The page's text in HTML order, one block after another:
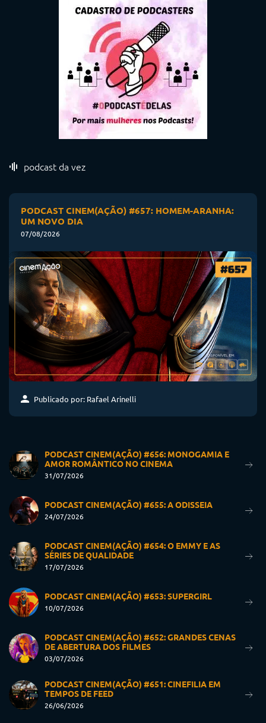
podcast da vez
PODCAST CINEM(AÇÃO) #657: HOMEM-ARANHA:
UM NOVO DIA
07/08/2026
Publicado por: Rafael Arinelli
PODCAST CINEM(AÇÃO) #656: MONOGAMIA E
AMOR ROMÂNTICO NO CINEMA
31/07/2026
PODCAST CINEM(AÇÃO) #655: A ODISSEIA
24/07/2026
PODCAST CINEM(AÇÃO) #654: O EMMY E AS
SÉRIES DE QUALIDADE
17/07/2026
PODCAST CINEM(AÇÃO) #653: SUPERGIRL
10/07/2026
PODCAST CINEM(AÇÃO) #652: GRANDES CENAS
DE ABERTURA DOS FILMES
03/07/2026
PODCAST CINEM(AÇÃO) #651: CINEFILIA EM
TEMPOS DE FEED
26/06/2026